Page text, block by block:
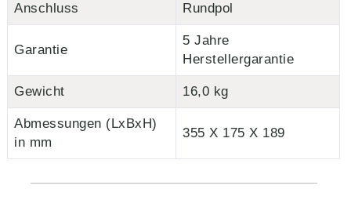
Anschluss Rundpol
Garantie
5 Jahre
Herstellergarantie
Gewicht 16,0 kg
Abmessungen (LxBxH)
in mm
355 X 175 X 189